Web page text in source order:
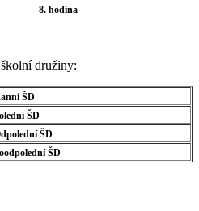
8. hodina
družiny:
ŠD
ŠD
ŠD
ŠD